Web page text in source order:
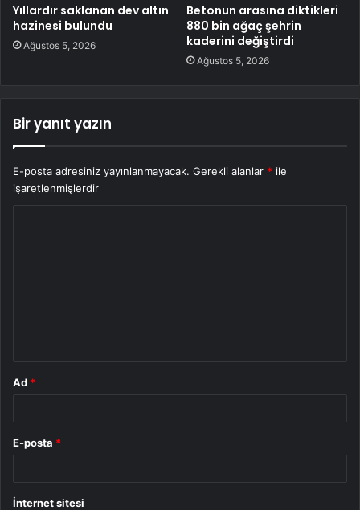
Yıllardır saklanan dev altın
hazinesi bulundu
Ağustos 5, 2026
Betonun arasına diktikleri
880 bin ağaç şehrin
kaderini değiştirdi
Ağustos 5, 2026
Bir yanıt yazın
E-posta adresiniz yayınlanmayacak. Gerekli alanlar * ile
işaretlenmişlerdir
Ad *
E-posta *
İnternet sitesi